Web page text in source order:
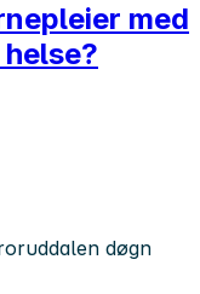
med
døgn